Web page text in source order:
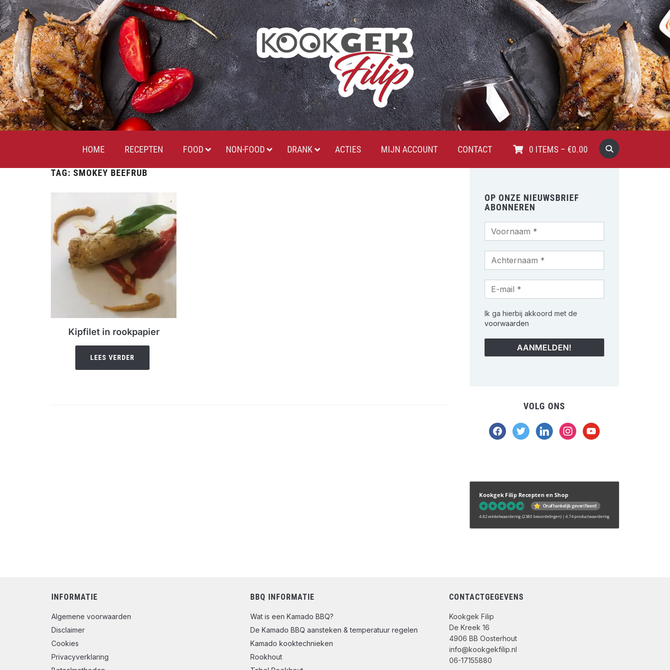
HOME RECEPTEN FOOD NON-FOOD DRANK ACTIES MIJN ACCOUNT CONTACT 0 ITEMS – €0.00
TAG: SMOKEY BEEFRUB
Kipfilet in rookpapier
LEES VERDER
OP ONZE NIEUWSBRIEF
ABONNEREN
Ik ga hierbij akkoord met de
voorwaarden
VOLG ONS
facebook
twitter linkedininstagramyoutube
Kookgek Filip Recepten en Shop
Onafhankelijk geverifieerd
4.82 winkelwaardering (2380 beoordelingen) |4.74 productwaardering
INFORMATIE
Algemene voorwaarden
Disclaimer
Cookies
Privacyverklaring
BBQ INFORMATIE
Wat is een Kamado BBQ?
De Kamado BBQ aansteken & temperatuur regelen
Kamado kooktechnieken
Rookhout
CONTACTGEGEVENS
Kookgek Filip
De Kreek 16
4906 BB Oosterhout
info@kookgekfilip.nl
06-17155880